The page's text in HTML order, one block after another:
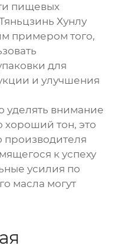
пищевых
Хунлу
примером того,
для
и улучшения
уделять внимание
хороший тон, это
производителя
к успеху
усилия по
масла могут